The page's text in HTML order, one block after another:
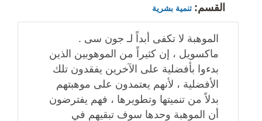
القسم: تنمية بشرية
الموهبة لا تكفى أبداً لـ جون سى .
ماكسويل ، إن كثيراً من الموهوبين الذين
بدءوا بأفضلية على الآخرين يفقدون تلك
الأفضلية ، لأنهم يعتمدون على موهبتهم
بدلاً من تنميتها وتطويرها ، فهم يفترضون
أن الموهبة وحدها سوف تبقيهم في